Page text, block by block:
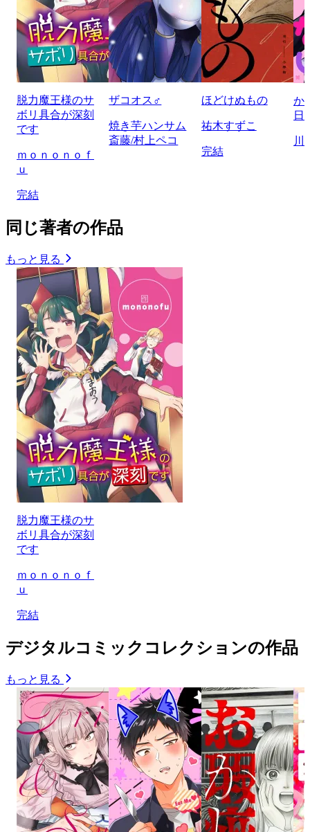
脱力魔王様のサ
ボリ具合が深刻
です
ｍｏｎｏｎｏｆ
ｕ
完結
ザコオス♂
焼き芋ハンサム
斎藤/村上ペコ
ほどけぬもの
祐木すずこ
完結
か
日
川
同じ著者の作品
もっと見る
脱力魔王様のサ
ボリ具合が深刻
です
ｍｏｎｏｎｏｆ
ｕ
完結
デジタルコミックコレクションの作品
もっと見る